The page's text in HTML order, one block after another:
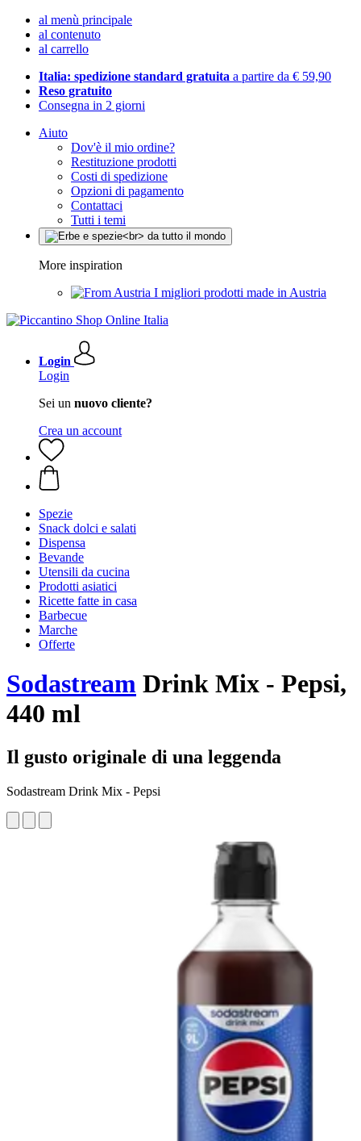
al menù principale
al contenuto
al carrello
Italia: spedizione standard gratuita a partire da € 59,90
Reso gratuito
Consegna in 2 giorni
Aiuto
Dov'è il mio ordine?
Restituzione prodotti
Costi di spedizione
Opzioni di pagamento
Contattaci
Tutti i temi
More inspiration
I migliori prodotti made in Austria
Login
Login
Sei un nuovo cliente?
Crea un account
Spezie
Snack dolci e salati
Dispensa
Bevande
Utensili da cucina
Prodotti asiatici
Ricette fatte in casa
Barbecue
Marche
Offerte
Sodastream Drink Mix - Pepsi,
440 ml
Il gusto originale di una leggenda
Sodastream Drink Mix - Pepsi